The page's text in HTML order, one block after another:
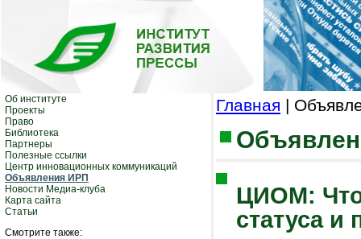
Об институте
Проекты
Право
Библиотека
Партнеры
Полезные ссылки
Центр инновационных коммуникаций
Объявления ИРП
Новости Медиа-клуба
Карта сайта
Статьи
Смотрите также:
Главная |
ЦИОМ: Что
статуса и